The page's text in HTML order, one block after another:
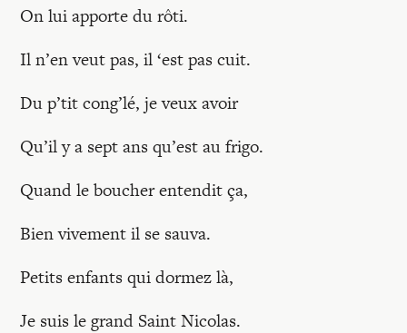
On lui apporte du rôti.
Il n’en veut pas, il ‘est pas cuit.
Du p’tit cong’lé, je veux avoir
Qu’il y a sept ans qu’est au frigo.
Quand le boucher entendit ça,
Bien vivement il se sauva.
Petits enfants qui dormez là,
Je suis le grand Saint Nicolas.